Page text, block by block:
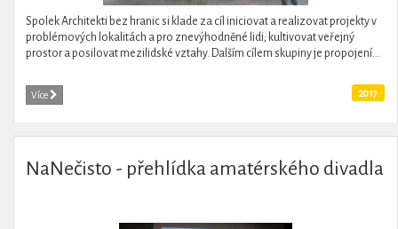
Spolek Architekti bez hranic si klade za cíl iniciovat a realizovat projekty v
problémových lokalitách a pro znevýhodněné lidi; kultivovat veřejný
prostor a posilovat mezilidské vztahy. Dalším cílem skupiny je propojení...
Více 2017
NaNečisto - přehlídka amatérského divadla